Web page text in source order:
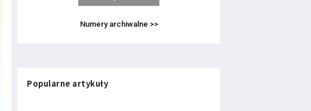
Numery archiwalne >>
Popularne artykuły